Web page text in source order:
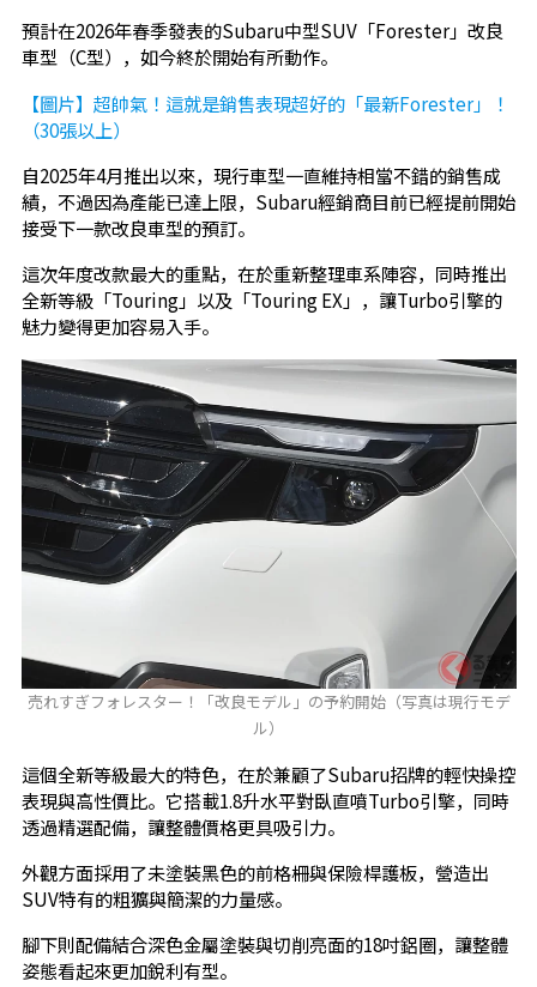
預計在2026年春季發表的Subaru中型SUV「Forester」改良
車型（C型），如今終於開始有所動作。
【圖片】超帥氣！這就是銷售表現超好的「最新Forester」！
（30張以上）
自2025年4月推出以來，現行車型一直維持相當不錯的銷售成
績，不過因為產能已達上限，Subaru經銷商目前已經提前開始
接受下一款改良車型的預訂。
這次年度改款最大的重點，在於重新整理車系陣容，同時推出
全新等級「Touring」以及「Touring EX」，讓Turbo引擎的
魅力變得更加容易入手。
売れすぎフォレスター！「改良モデル」の予約開始（写真は現行モデ
ル）
這個全新等級最大的特色，在於兼顧了Subaru招牌的輕快操控
表現與高性價比。它搭載1.8升水平對臥直噴Turbo引擎，同時
透過精選配備，讓整體價格更具吸引力。
外觀方面採用了未塗裝黑色的前格柵與保險桿護板，營造出
SUV特有的粗獷與簡潔的力量感。
腳下則配備結合深色金屬塗裝與切削亮面的18吋鋁圈，讓整體
姿態看起來更加銳利有型。